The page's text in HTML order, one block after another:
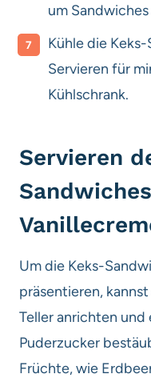
um
Kühle die
Servieren für
Kühlschrank.
Servieren
Um die Keks-
präsentieren,
Teller anrichten
Puderzucker
Früchte, wie